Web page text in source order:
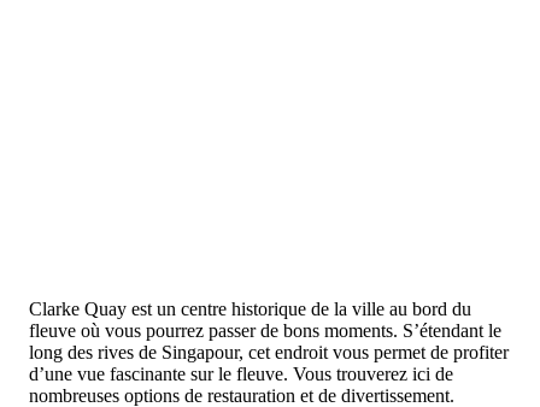
Clarke Quay est un centre historique de la ville au bord du
fleuve où vous pourrez passer de bons moments. S’étendant le
long des rives de Singapour, cet endroit vous permet de profiter
d’une vue fascinante sur le fleuve. Vous trouverez ici de
nombreuses options de restauration et de divertissement.